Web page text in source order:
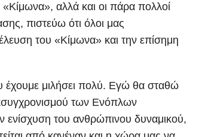
αλλά και οι πάρα πολλοί
πιστεύω ότι όλοι μας
του «Κίμωνα» και την επίσημη
έχουμε μιλήσει πολύ. Εγώ θα σταθώ
των Ενόπλων
του ανθρώπινου δυναμικού,